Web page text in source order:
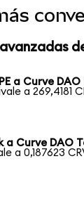
a Curve DAO
a 269,4181
a Curve DAO
a 0,187623